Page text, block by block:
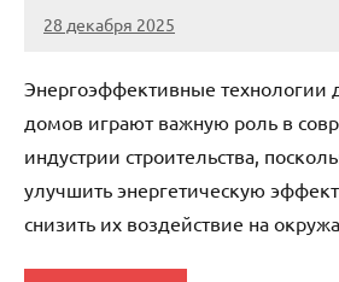
28 декабря 2025
stroi_proekt
Нет
Энергоэффективные технологии
домов играют важную роль в
индустрии строительства,
улучшить энергетическую
снизить их воздействие на